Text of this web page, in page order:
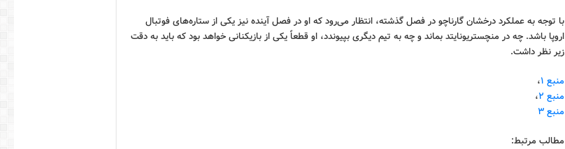
با توجه به عملکرد درخشان گارناچو در فصل گذشته، انتظار می‌رود که او در فصل آینده نیز یکی از ستاره‌های فوتبال
اروپا باشد. چه در منچستریونایتد بماند و چه به تیم دیگری بپیوندد، او قطعاً یکی از بازیکنانی خواهد بود که باید به دقت
زیر نظر داشت.
منبع ۱ ،
منبع ۲
،
منبع ۳
مطالب مرتبط: